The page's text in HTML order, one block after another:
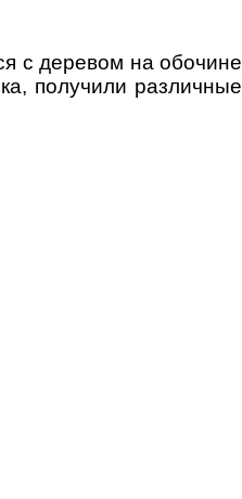
с деревом на обочине
получили различные